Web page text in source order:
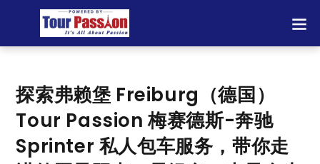
探索弗赖堡 Freiburg（德国）
Tour Passion 梅赛德斯-奔驰
Sprinter 私人包车服务，带你走